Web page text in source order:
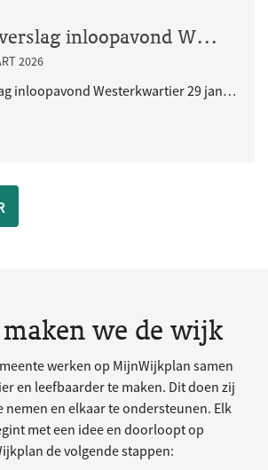
Participatieverslag inloopavond Westerkwartier 29 januari 2026
2026
Participatieverslag inloopavond Westerkwartier 29 januari 2026
maken we de wijk
werken op MijnWijkplan samen
en leefbaarder te maken. Dit doen zij
en elkaar te ondersteunen. Elk
met een idee en doorloopt op
de volgende stappen: